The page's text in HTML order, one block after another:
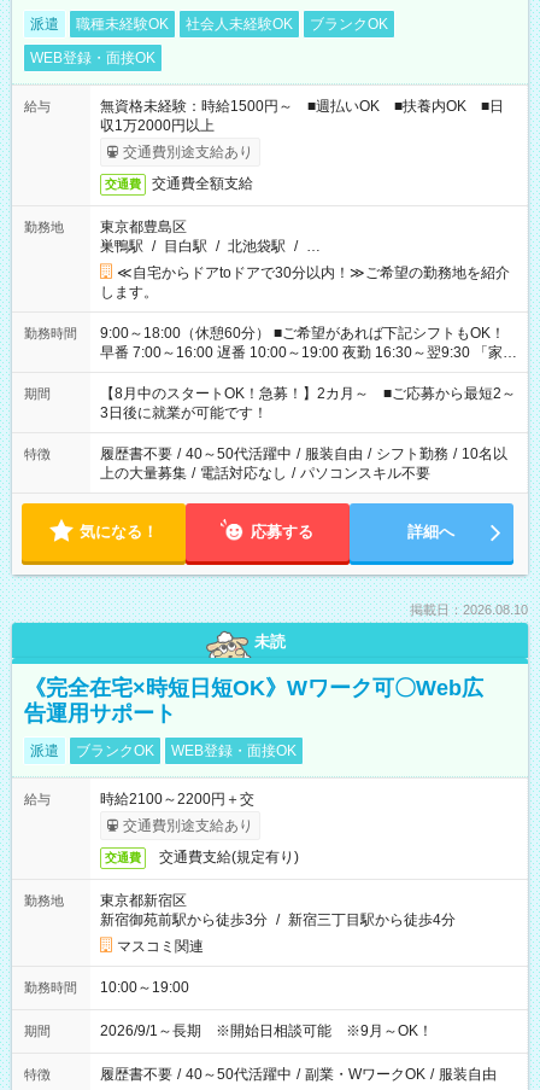
派遣 職種未経験OK 社会人未経験OK
ブランクOK
WEB登録・面接OK
給与
無資格未経験：時給1500円～ ■週払いOK ■扶養内OK ■日
収1万2000円以上
交通費別途支給あり
交通費 交通費全額支給
勤務地
東京都豊島区
巣鴨駅 / 目白駅 / 北池袋駅 / …
≪自宅からドアtoドアで30分以内！≫ご希望の勤務地を紹介
します。
勤務時間
9:00～18:00（休憩60分） ■ご希望があれば下記シフトもOK！
早番 7:00～16:00 遅番 10:00～19:00 夜勤 16:30～翌9:30 「家族
と休みを合わせたい」 「余裕を持って夕飯の準備がしたい」
「できれば残業はしたくない」 など、ご希望を教えてください
ね。 ※Wワーク希望の方へ 今ご覧のお仕事で希望する勤務時間
と、もう1つのお仕事の勤務時間。 合計で週40時間を超える場
合は応募できません。
期間
【8月中のスタートOK！急募！】2カ月～ ■ご応募から最短2～
3日後に就業が可能です！
特徴 履歴書不要 / 40～50代活躍中 / 服装自由 / シフト勤務 / 10名以
上の大量募集 / 電話対応なし / パソコンスキル不要
気になる！ 応募する 詳細へ
掲載日：2026.08.10
未読
《完全在宅×時短日短OK》Wワーク可〇Web広
告運用サポート
派遣 ブランクOK WEB登録・面接OK
給与
時給2100～2200円＋交
交通費別途支給あり
交通費 交通費支給(規定有り)
勤務地
東京都新宿区
新宿御苑前駅から徒歩3分 / 新宿三丁目駅から徒歩4分
マスコミ関連
勤務時間 10:00～19:00
期間 2026/9/1～長期 ※開始日相談可能 ※9月～OK！
特徴 履歴書不要 / 40～50代活躍中 / 副業・WワークOK / 服装自由